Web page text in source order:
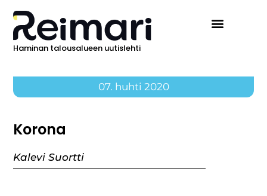
Haminan talousalueen uutislehti
07. huhti 2020
Korona
Kalevi Suortti